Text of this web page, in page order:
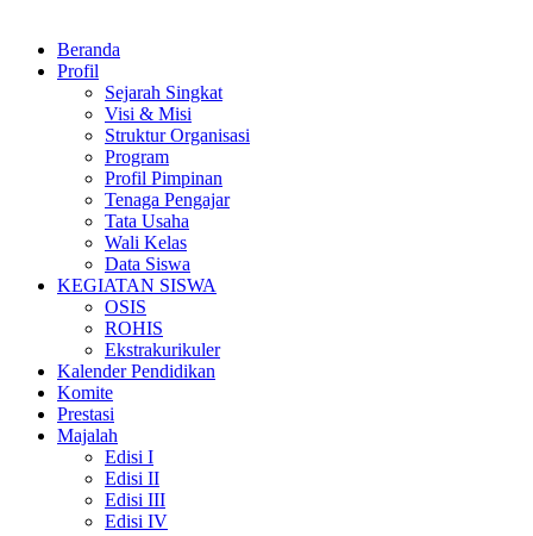
Beranda
Profil
Sejarah Singkat
Visi & Misi
Struktur Organisasi
Program
Profil Pimpinan
Tenaga Pengajar
Tata Usaha
Wali Kelas
Data Siswa
KEGIATAN SISWA
OSIS
ROHIS
Ekstrakurikuler
Kalender Pendidikan
Komite
Prestasi
Majalah
Edisi I
Edisi II
Edisi III
Edisi IV